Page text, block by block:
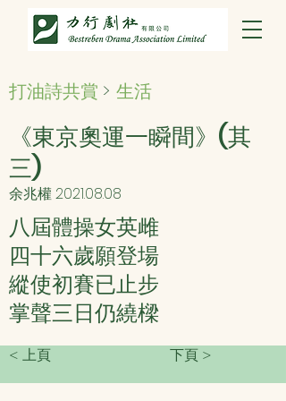
打油詩共賞 > 生活
《東京奧運一瞬間》(其
三)
余兆權2021.08.08
八屆體操女英雌
四十六歲願登場
縱使初賽已止步
掌聲三日仍繞樑
< 上頁 下頁 >